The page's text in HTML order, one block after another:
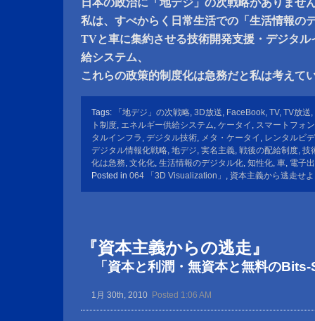
日本の政治に「地デジ」の次戦略がありませ
私は、すべからく日常生活での「生活情報の
TVと車に集約させる技術開発支援・デジタ
給システム、
これらの政策的制度化は急務だと私は考えて
Tags: 「地デジ」の次戦略, 3D放送, FaceBook, TV, TV放送,
ト制度, エネルギー供給システム, ケータイ , スマートフォン
タルインフラ , デジタル技術, メタ・ケータイ , レンタルビ
デジタル情報化戦略, 地デジ, 実名主義, 戦後の配給制度, 技
化は急務, 文化化, 生活情報のデジタル化, 知性化, 車, 電子
Posted in 064 「3D Visualization」 , 資本主義から逃走せ
『資本主義からの逃走』
「資本と利潤・無資本と無料の
1月 30th, 2010 Posted 1:06 AM